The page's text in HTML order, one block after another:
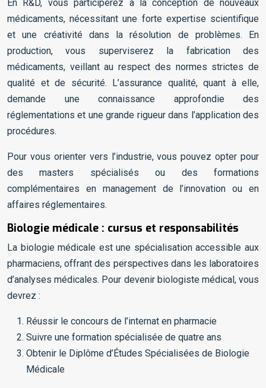
En R&D, vous participerez à la conception de nouveaux
médicaments, nécessitant une forte expertise scientifique
et une créativité dans la résolution de problèmes. En
production, vous superviserez la fabrication des
médicaments, veillant au respect des normes strictes de
qualité et de sécurité. L’assurance qualité, quant à elle,
demande une connaissance approfondie des
réglementations et une grande rigueur dans l’application des
procédures.
Pour vous orienter vers l’industrie, vous pouvez opter pour
des masters spécialisés ou des formations
complémentaires en management de l’innovation ou en
affaires réglementaires.
Biologie médicale : cursus et responsabilités
La biologie médicale est une spécialisation accessible aux
pharmaciens, offrant des perspectives dans les laboratoires
d’analyses médicales. Pour devenir biologiste médical, vous
devrez :
Réussir le concours de l’internat en pharmacie
Suivre une formation spécialisée de quatre ans
Obtenir le Diplôme d’Études Spécialisées de Biologie
Médicale